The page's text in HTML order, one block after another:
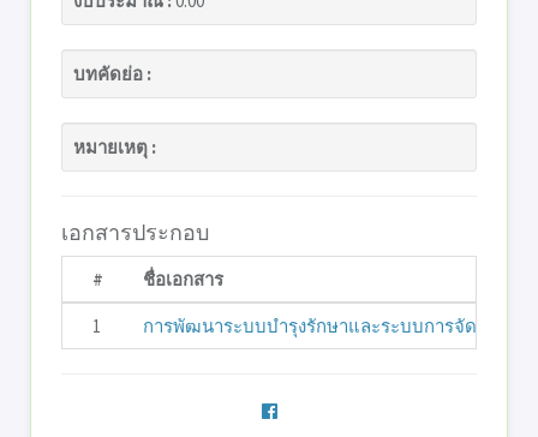
บทคัดย่อ :
หมายเหตุ :
เอกสารประกอบ
# ชื่อเอกสาร
1 การพัฒนาระบบบำรุงรักษาและระบบการจัดการพัส